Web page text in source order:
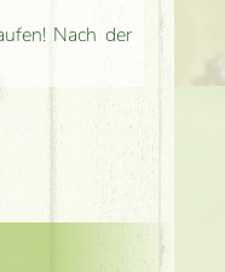
Nach der